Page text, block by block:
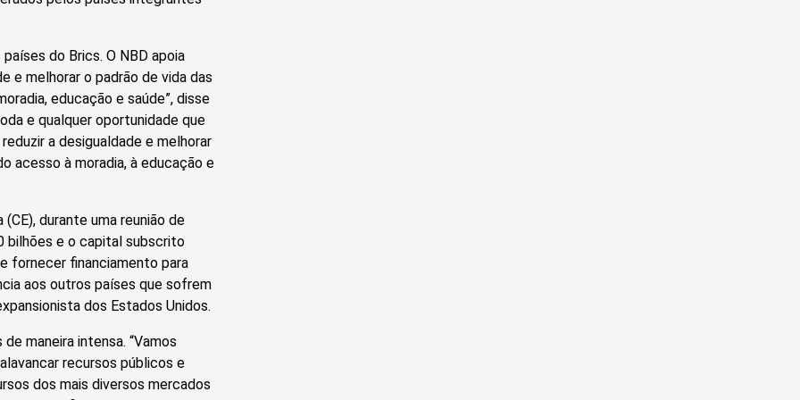
do Brics. O NBD apoia
e melhorar o padrão de vida das
educação e saúde”, disse
e qualquer oportunidade que
a desigualdade e melhorar
acesso à moradia, à educação e
durante uma reunião de
bilhões e o capital subscrito
fornecer financiamento para
aos outros países que sofrem
dos Estados Unidos.
maneira intensa. “Vamos
recursos públicos e
dos mais diversos mercados